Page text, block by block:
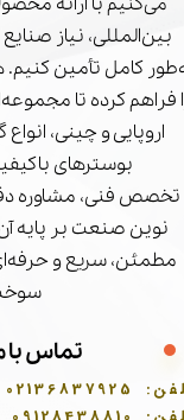
بین‌المللی، نیاز
کامل تأمین کنیم.
فراهم کرده تا
اروپایی و چینی،
بوسترهای
تخصص فنی، مشاوره
نوین صنعت بر پایه
مطمئن، سریع و
تماس با
02136837925